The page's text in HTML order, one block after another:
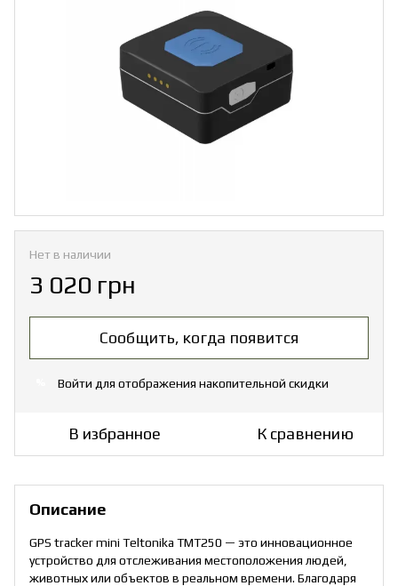
Нет в наличии
3 020 грн
Сообщить, когда появится
Войти для отображения накопительной скидки
В избранное К сравнению
Описание
GPS tracker mini Teltonika TMT250 — это инновационное
устройство для отслеживания местоположения людей,
животных или объектов в реальном времени. Благодаря